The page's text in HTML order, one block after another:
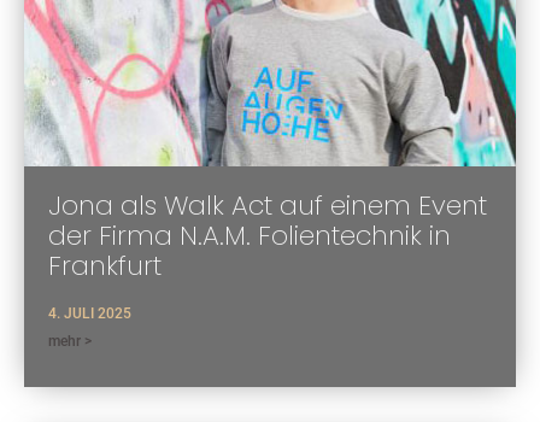
Jona als Walk Act auf einem Event
der Firma N.A.M. Folientechnik in
Frankfurt
4. JULI 2025
mehr >